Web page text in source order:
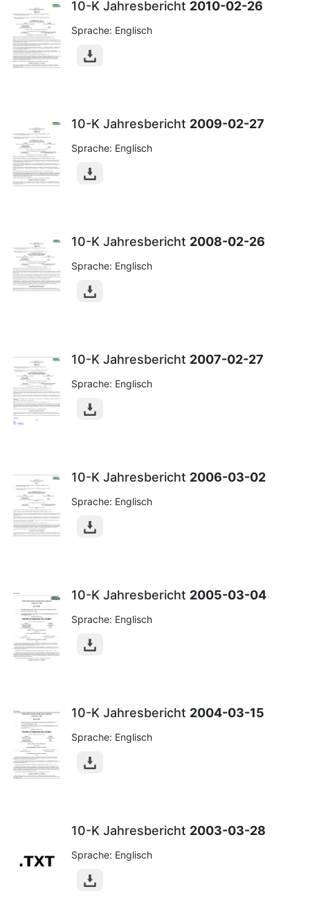
10-K Jahresbericht 2010-02-26
Sprache: Englisch
10-K Jahresbericht 2009-02-27
Sprache: Englisch
10-K Jahresbericht 2008-02-26
Sprache: Englisch
10-K Jahresbericht 2007-02-27
Sprache: Englisch
10-K Jahresbericht 2006-03-02
Sprache: Englisch
10-K Jahresbericht 2005-03-04
Sprache: Englisch
10-K Jahresbericht 2004-03-15
Sprache: Englisch
10-K Jahresbericht 2003-03-28
Sprache: Englisch